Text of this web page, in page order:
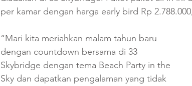
per kamar dengan harga early bird Rp
“Mari kita meriahkan malam tahun baru
dengan countdown bersama di 33
Skybridge dengan tema Beach Party in the
Sky dan dapatkan pengalaman yang tidak